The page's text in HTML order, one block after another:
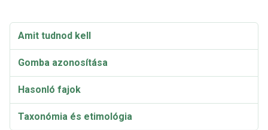
Amit tudnod kell
Gomba azonosítása
Hasonló fajok
Taxonómia és etimológia